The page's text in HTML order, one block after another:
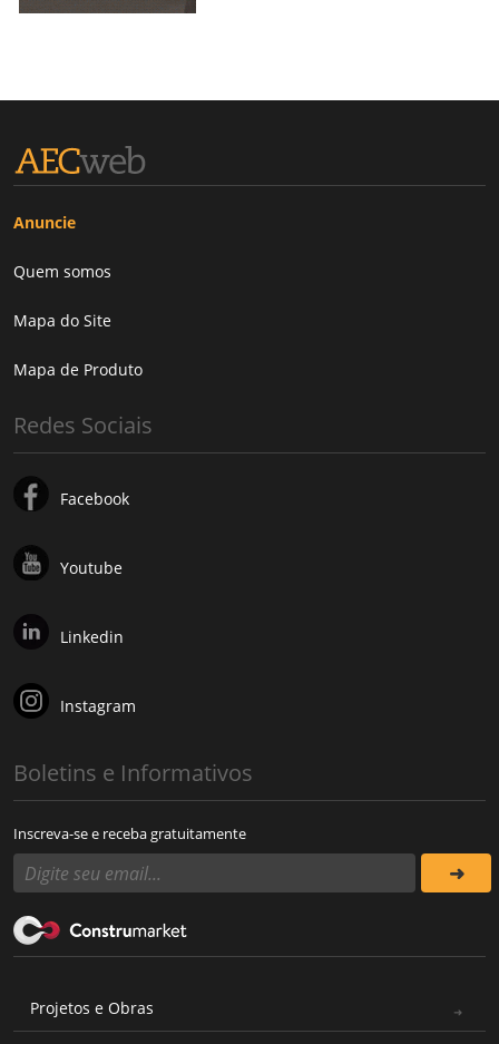
Anuncie
Quem somos
Mapa do Site
Mapa de Produto
Redes Sociais
Facebook
Youtube
Linkedin
Instagram
Boletins e Informativos
Inscreva-se e receba gratuitamente
Projetos e Obras